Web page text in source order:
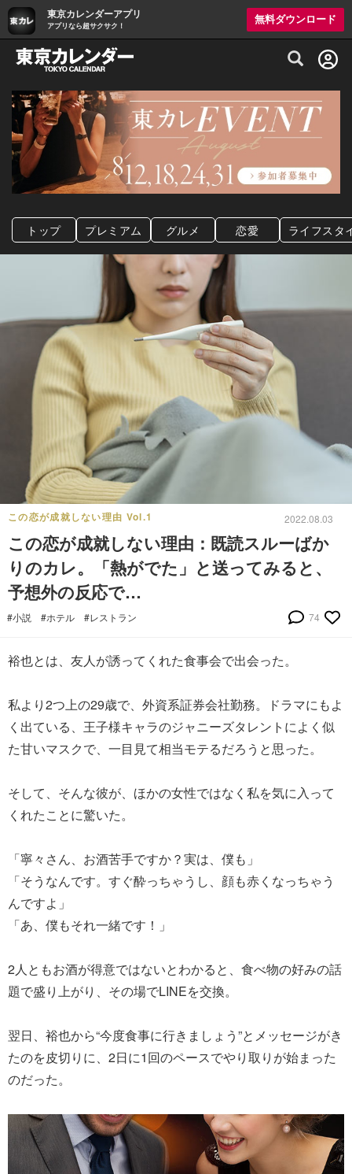
東京カレンダーアプリ
アプリなら超サクサク！
無料ダウンロード
グルメ情報・プレミアムレストラン予約
トップ プレミアム グルメ 恋愛 ライフスタ
この恋が成就しない理由 Vol.1 2022.08.03
この恋が成就しない理由：既読スルーばか
りのカレ。「熱がでた」と送ってみると、
予想外の反応で…
#小説 #ホテル #レストラン 74
裕也とは、友人が誘ってくれた食事会で出会った。
私より2つ上の29歳で、外資系証券会社勤務。ドラマにもよ
く出ている、王子様キャラのジャニーズタレントによく似
た甘いマスクで、一目見て相当モテるだろうと思った。
そして、そんな彼が、ほかの女性ではなく私を気に入って
くれたことに驚いた。
「寧々さん、お酒苦手ですか？実は、僕も」
「そうなんです。すぐ酔っちゃうし、顔も赤くなっちゃう
んですよ」
「あ、僕もそれ一緒です！」
2人ともお酒が得意ではないとわかると、食べ物の好みの話
題で盛り上がり、その場でLINEを交換。
翌日、裕也から“今度食事に行きましょう”とメッセージがき
たのを皮切りに、2日に1回のペースでやり取りが始まった
のだった。